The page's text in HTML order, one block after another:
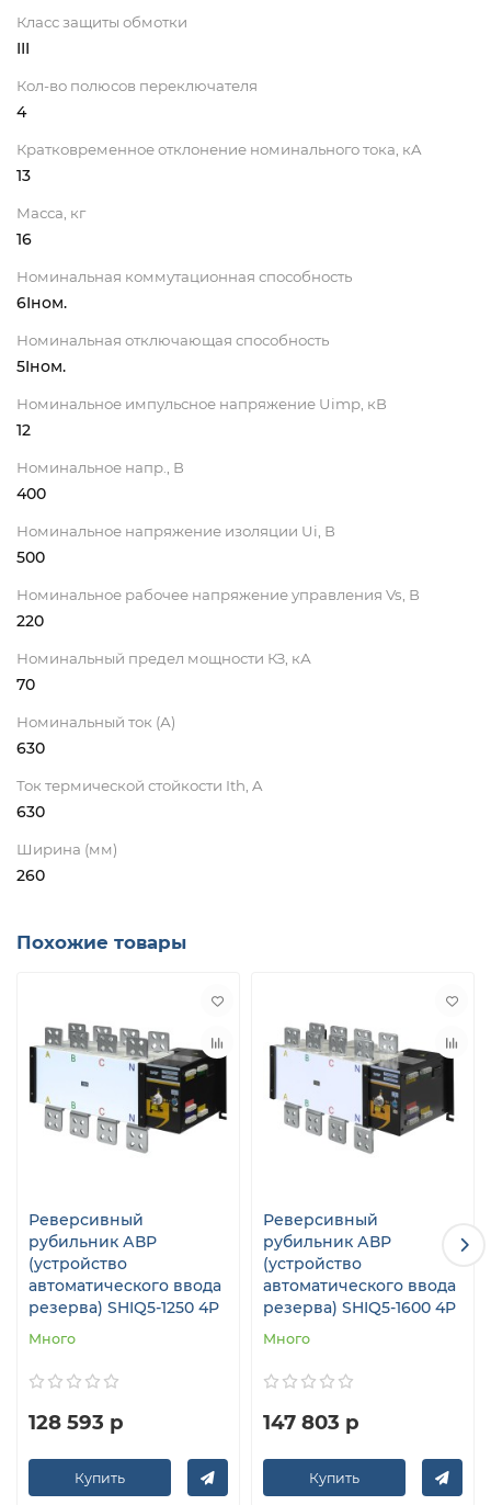
Класс защиты обмотки
III
Кол-во полюсов переключателя
4
Кратковременное отклонение номинального тока, кA
13
Масса, кг
16
Номинальная коммутационная способность
6Iном.
Номинальная отключающая способность
5Iном.
Номинальное импульсное напряжение Uimp, кВ
12
Номинальное напр., В
400
Номинальное напряжение изоляции Ui, В
500
Номинальное рабочее напряжение управления Vs, В
220
Номинальный предел мощности КЗ, кА
70
Номинальный ток (А)
630
Ток термической стойкости Ith, A
630
Ширина (мм)
260
Похожие товары
Реверсивный
рубильник АВР
(устройство
автоматического ввода
резерва) SHIQ5-1250 4P
Много
128 593 р
Купить
Реверсивный
рубильник АВР
(устройство
автоматического ввода
резерва) SHIQ5-1600 4P
Много
147 803 р
Купить